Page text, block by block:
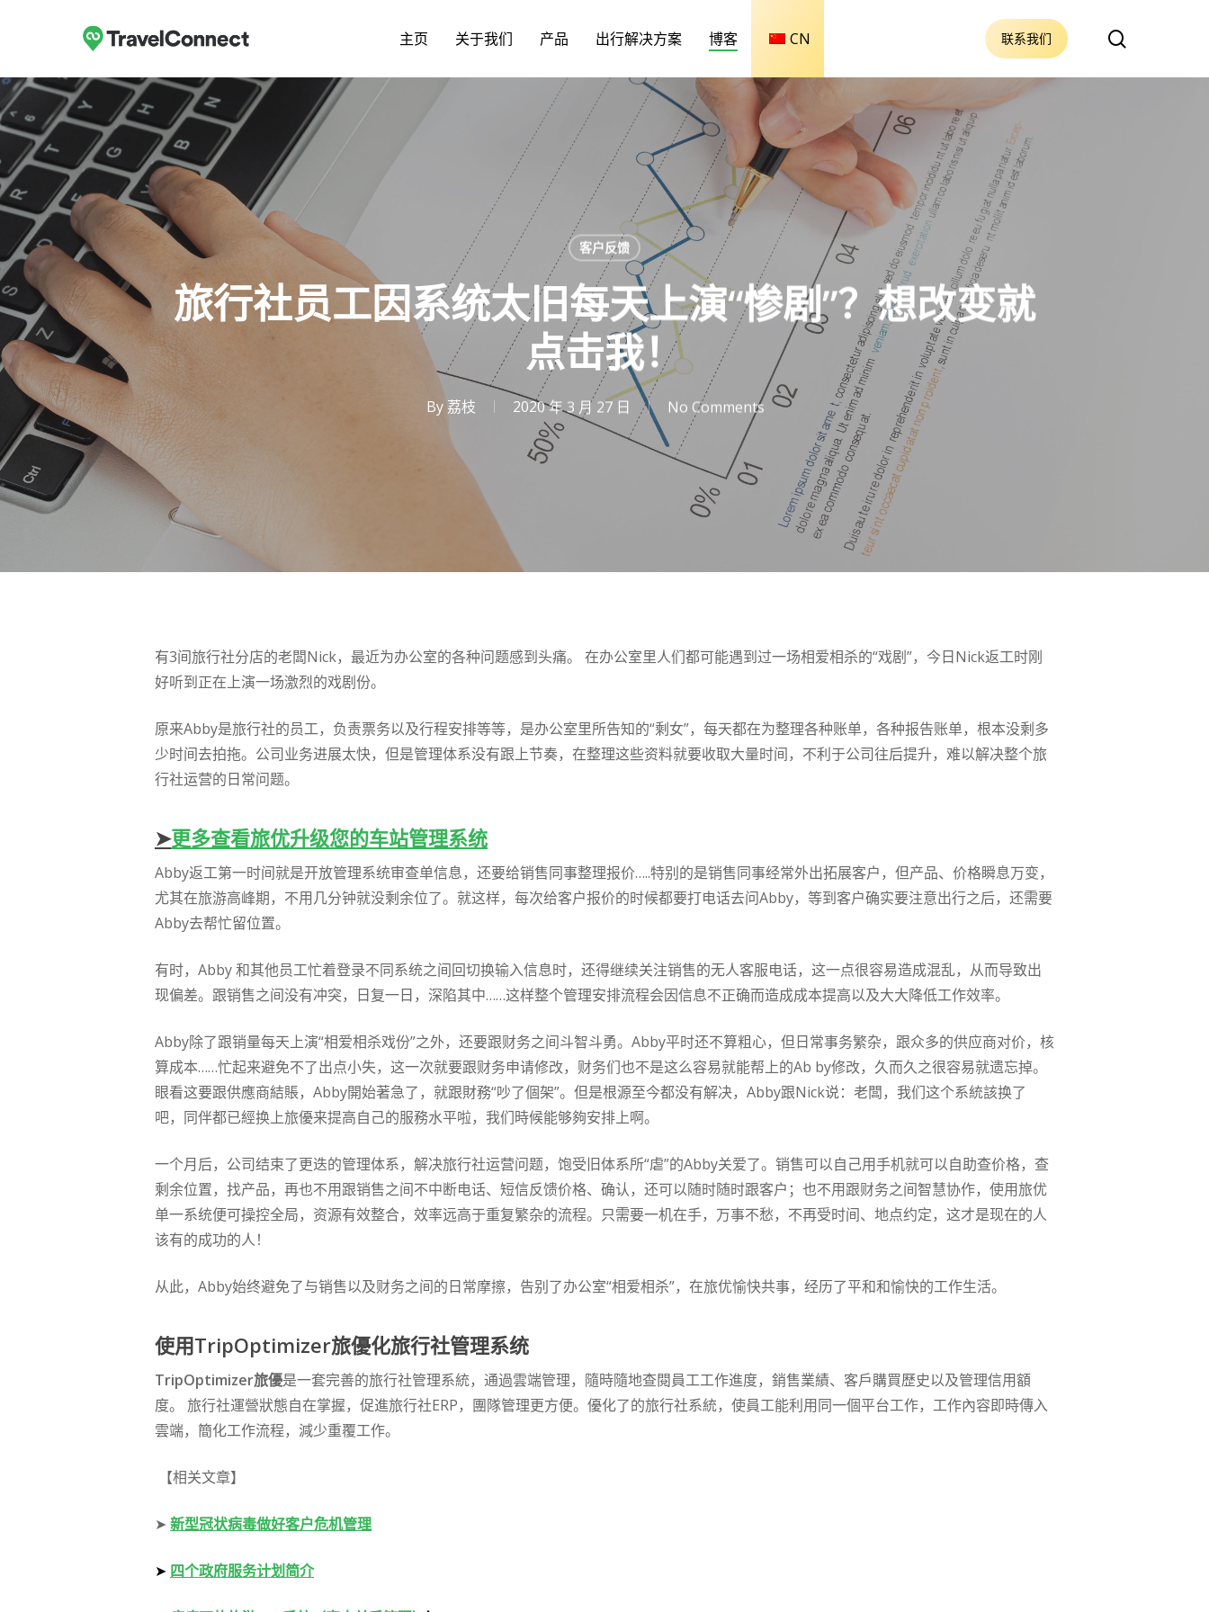
要
内
容
主页 关于我们 产品 出行解决方案 博客 CN 联系我们
索
客户反馈
旅行社员工因系统太旧每天上演“惨剧”？想改变就
点击我！
By 荔枝 2020 年 3 月 27 日 No Comments
有3间旅行社分店的老闆Nick，最近为办公室的各种问题感到头痛。 在办公室里人们都可能遇到过一场相爱相杀的“戏剧”，今日Nick返工时刚
好听到正在上演一场激烈的戏剧份。
原来Abby是旅行社的员工，负责票务以及行程安排等等，是办公室里所告知的“剩女”，每天都在为整理各种账单，各种报告账单，根本没剩多
少时间去拍拖。公司业务进展太快，但是管理体系没有跟上节奏，在整理这些资料就要收取大量时间，不利于公司往后提升，难以解决整个旅
行社运营的日常问题。
➤更多查看旅优升级您的车站管理系统
Abby返工第一时间就是开放管理系统审查单信息，还要给销售同事整理报价…..特别的是销售同事经常外出拓展客户，但产品、价格瞬息万变，
尤其在旅游高峰期，不用几分钟就没剩余位了。就这样，每次给客户报价的时候都要打电话去问Abby，等到客户确实要注意出行之后，还需要
Abby去帮忙留位置。
有时，Abby 和其他员工忙着登录不同系统之间回切换输入信息时，还得继续关注销售的无人客服电话，这一点很容易造成混乱，从而导致出
现偏差。跟销售之间没有冲突，日复一日，深陷其中……这样整个管理安排流程会因信息不正确而造成成本提高以及大大降低工作效率。
Abby除了跟销量每天上演“相爱相杀戏份”之外，还要跟财务之间斗智斗勇。Abby平时还不算粗心，但日常事务繁杂，跟众多的供应商对价，核
算成本……忙起来避免不了出点小失，这一次就要跟财务申请修改，财务们也不是这么容易就能帮上的Ab by修改，久而久之很容易就遗忘掉。
眼看这要跟供應商結賬，Abby開始著急了，就跟財務“吵了個架”。但是根源至今都没有解决，Abby跟Nick说：老闆，我们这个系統該换了
吧，同伴都已經换上旅優来提高自己的服務水平啦，我们時候能够夠安排上啊。
一个月后，公司结束了更迭的管理体系，解决旅行社运营问题，饱受旧体系所“虐”的Abby关爱了。销售可以自己用手机就可以自助查价格，查
剩余位置，找产品，再也不用跟销售之间不中断电话、短信反馈价格、确认，还可以随时随时跟客户；也不用跟财务之间智慧协作，使用旅优
单一系统便可操控全局，资源有效整合，效率远高于重复繁杂的流程。只需要一机在手，万事不愁，不再受时间、地点约定，这才是现在的人
该有的成功的人！
从此，Abby始终避免了与销售以及财务之间的日常摩擦，告别了办公室“相爱相杀”，在旅优愉快共事，经历了平和和愉快的工作生活。
使用TripOptimizer旅優化旅行社管理系统
TripOptimizer旅優是一套完善的旅行社管理系統，通過雲端管理，隨時隨地查閱員工工作進度，銷售業績、客戶購買歷史以及管理信用額
度。 旅行社運營狀態自在掌握，促進旅行社ERP，團隊管理更方便。優化了的旅行社系統，使員工能利用同一個平台工作，工作內容即時傳入
雲端，簡化工作流程，減少重覆工作。
【相关文章】
➤ 新型冠状病毒做好客户危机管理
➤ 四个政府服务计划简介